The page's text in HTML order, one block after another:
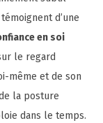
d’une
en soi
le regard
même et de son
la posture
dans le temps.